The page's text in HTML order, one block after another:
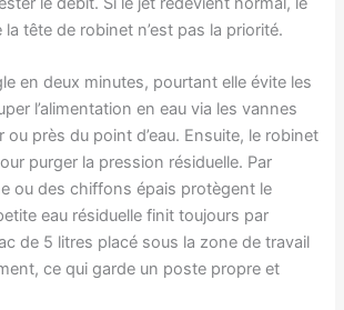
tête de robinet n’est pas la priorité.
en deux minutes, pourtant elle évite les
l’alimentation en eau via les vannes
ou près du point d’eau. Ensuite, le robinet
purger la pression résiduelle. Par
ou des chiffons épais protègent le
eau résiduelle finit toujours par
de 5 litres placé sous la zone de travail
ce qui garde un poste propre et